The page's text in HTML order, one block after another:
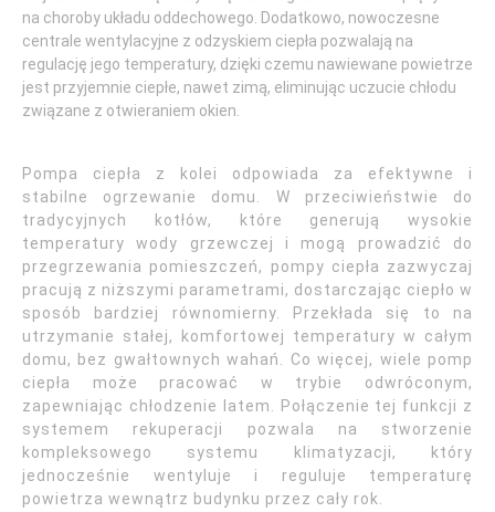
na choroby układu oddechowego. Dodatkowo, nowoczesne
centrale wentylacyjne z odzyskiem ciepła pozwalają na
regulację jego temperatury, dzięki czemu nawiewane powietrze
jest przyjemnie ciepłe, nawet zimą, eliminując uczucie chłodu
związane z otwieraniem okien.
Pompa ciepła z kolei odpowiada za efektywne i
stabilne ogrzewanie domu. W przeciwieństwie do
tradycyjnych kotłów, które generują wysokie
temperatury wody grzewczej i mogą prowadzić do
przegrzewania pomieszczeń, pompy ciepła zazwyczaj
pracują z niższymi parametrami, dostarczając ciepło w
sposób bardziej równomierny. Przekłada się to na
utrzymanie stałej, komfortowej temperatury w całym
domu, bez gwałtownych wahań. Co więcej, wiele pomp
ciepła może pracować w trybie odwróconym,
zapewniając chłodzenie latem. Połączenie tej funkcji z
systemem rekuperacji pozwala na stworzenie
kompleksowego systemu klimatyzacji, który
jednocześnie wentyluje i reguluje temperaturę
powietrza wewnątrz budynku przez cały rok.